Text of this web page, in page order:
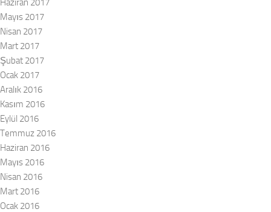
Haziran 2017
Mayıs 2017
Nisan 2017
Mart 2017
Şubat 2017
Ocak 2017
Aralık 2016
Kasım 2016
Eylül 2016
Temmuz 2016
Haziran 2016
Mayıs 2016
Nisan 2016
Mart 2016
Ocak 2016